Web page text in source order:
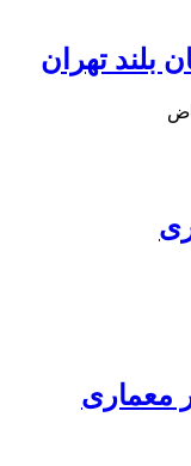
بلند تهران
معماری